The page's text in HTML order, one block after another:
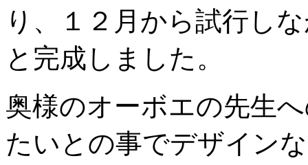
り、１２月から試行し
と完成しました。
奥様のオーボエの先生
たいとの事でデザイン